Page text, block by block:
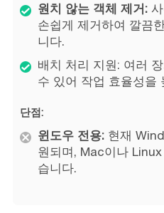
원치 않는 객체 제거:사
손쉽게 제거하여 깔끔
니다.
배치 처리 지원: 여러
수 있어 작업 효율성을
단점:
윈도우 전용:현재
원되며, Mac이나
습니다.